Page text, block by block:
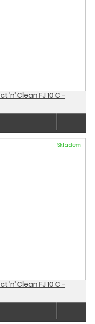
Clean FJ 10 C -
Skladem
Clean FJ 10 C -